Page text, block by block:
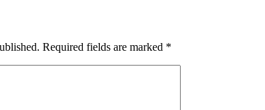
Required fields are marked *